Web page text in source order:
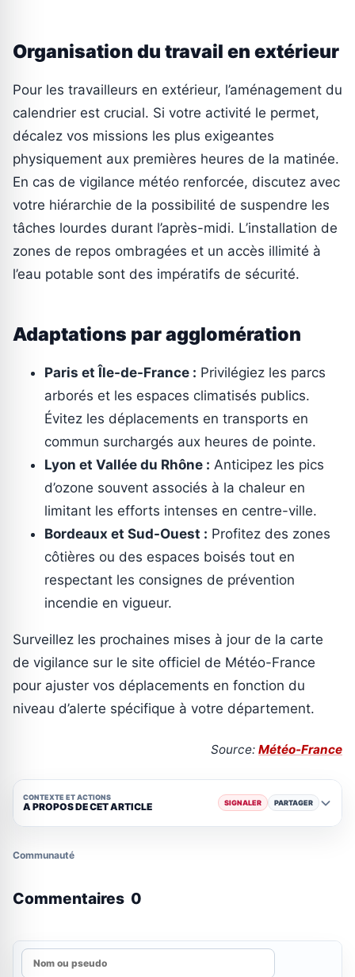
Organisation du travail en extérieur
Pour les travailleurs en extérieur, l’aménagement du
calendrier est crucial. Si votre activité le permet,
décalez vos missions les plus exigeantes
physiquement aux premières heures de la matinée.
En cas de vigilance météo renforcée, discutez avec
votre hiérarchie de la possibilité de suspendre les
tâches lourdes durant l’après-midi. L’installation de
zones de repos ombragées et un accès illimité à
l’eau potable sont des impératifs de sécurité.
Adaptations par agglomération
Paris et Île-de-France : Privilégiez les parcs
arborés et les espaces climatisés publics.
Évitez les déplacements en transports en
commun surchargés aux heures de pointe.
Lyon et Vallée du Rhône : Anticipez les pics
d’ozone souvent associés à la chaleur en
limitant les efforts intenses en centre-ville.
Bordeaux et Sud-Ouest : Profitez des zones
côtières ou des espaces boisés tout en
respectant les consignes de prévention
incendie en vigueur.
Surveillez les prochaines mises à jour de la carte
de vigilance sur le site officiel de Météo-France
pour ajuster vos déplacements en fonction du
niveau d’alerte spécifique à votre département.
Source: Météo-France
CONTEXTE ET ACTIONS
A PROPOS DE CET ARTICLE SIGNALER PARTAGER
Communauté
Commentaires 0